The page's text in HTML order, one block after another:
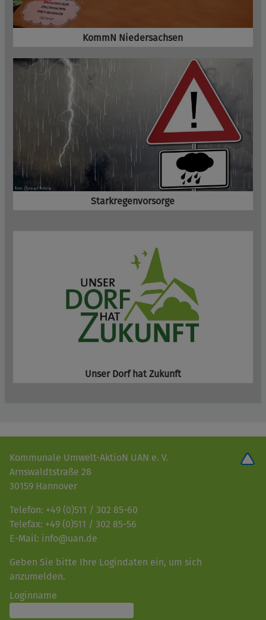
KommN Niedersachsen
Starkregenvorsorge
Unser Dorf hat Zukunft
Kommunale Umwelt-AktioN UAN e. V.
Arnswaldtstraße 28
30159 Hannover
Telefon: +49 (0)511 / 302 85-60
Telefax: +49 (0)511 / 302 85-56
E-Mail: info@uan.de
Geben Sie bitte Ihre Logindaten ein, um sich
anzumelden.
Loginname